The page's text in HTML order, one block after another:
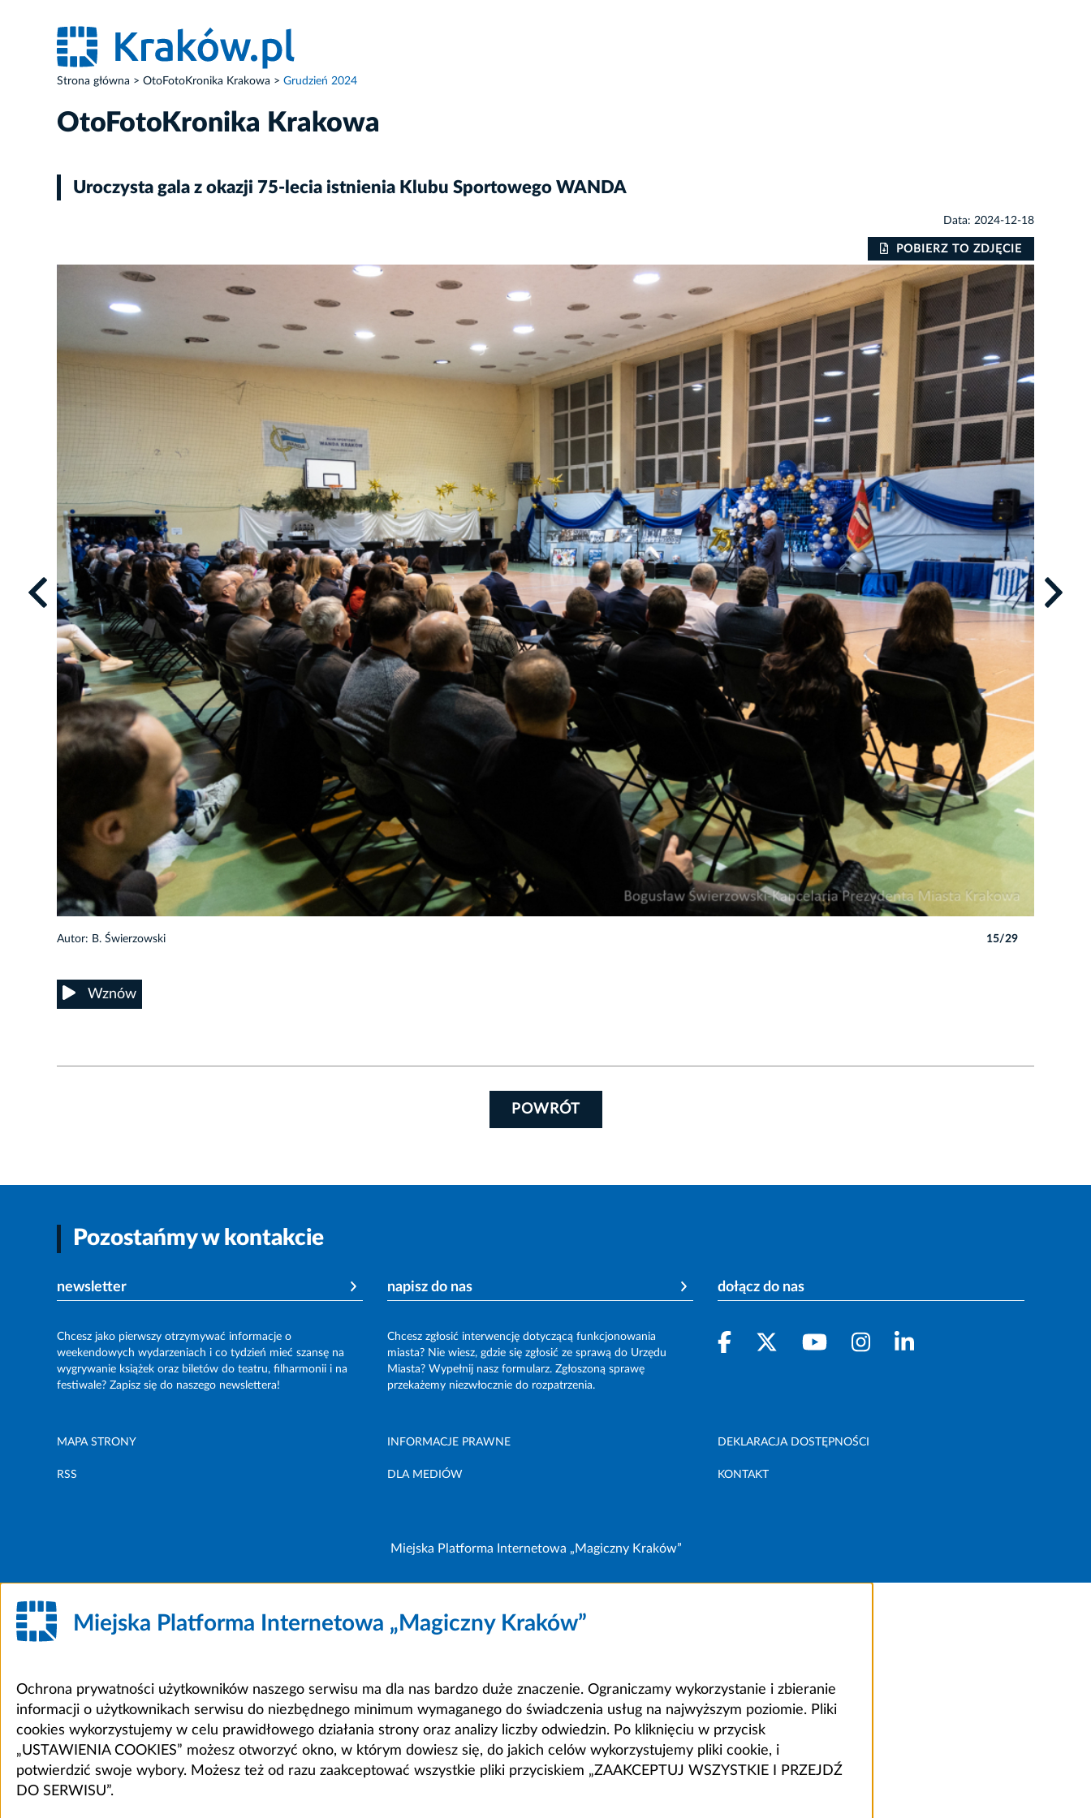
Strona główna OtoFotoKronika Krakowa Grudzień 2024
OtoFotoKronika Krakowa
Uroczysta gala z okazji 75-lecia istnienia Klubu Sportowego WANDA
Data: 2024-12-18
POBIERZ TO ZDJĘCIE
Autor: B. Świerzowski 15/29
Wznów
POWRÓT
Pozostańmy w kontakcie
newsletter
Chcesz jako pierwszy otrzymywać informacje o
weekendowych wydarzeniach i co tydzień mieć szansę na
wygrywanie książek oraz biletów do teatru, filharmonii i na
festiwale? Zapisz się do naszego newslettera!
napisz do nas
Chcesz zgłosić interwencję dotyczącą funkcjonowania
miasta? Nie wiesz, gdzie się zgłosić ze sprawą do Urzędu
Miasta? Wypełnij nasz formularz. Zgłoszoną sprawę
przekażemy niezwłocznie do rozpatrzenia.
dołącz do nas
MAPA STRONY INFORMACJE PRAWNE DEKLARACJA DOSTĘPNOŚCI
RSS DLA MEDIÓW KONTAKT
Miejska Platforma Internetowa „Magiczny Kraków”
Miejska Platforma Internetowa „Magiczny Kraków”
Ochrona prywatności użytkowników naszego serwisu ma dla nas bardzo duże znaczenie. Ograniczamy wykorzystanie i zbieranie
informacji o użytkownikach serwisu do niezbędnego minimum wymaganego do świadczenia usług na najwyższym poziomie. Pliki
cookies wykorzystujemy w celu prawidłowego działania strony oraz analizy liczby odwiedzin. Po kliknięciu w przycisk
„USTAWIENIA COOKIES” możesz otworzyć okno, w którym dowiesz się, do jakich celów wykorzystujemy pliki cookie, i
potwierdzić swoje wybory. Możesz też od razu zaakceptować wszystkie pliki przyciskiem „ZAAKCEPTUJ WSZYSTKIE I PRZEJDŹ
DO SERWISU”.